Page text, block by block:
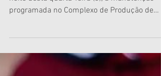
todos os bairros
Água Ponta do Ismael (PDI), localizado no
bairro Compensa. Com o término dos